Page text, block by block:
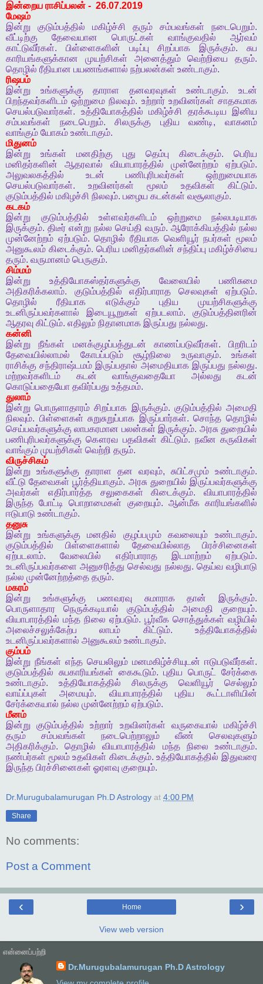
இன்றைய ராசிப்பலன் - 26.07.2019
மேஷம்
இன்று
குடும்பத்தில் மகிழ்ச்சி தரும் சம்பவங்கள் நடைபெறும்.
வீட்டிற்கு
தேவையான பொருட்கள் வாங்குவதில்
ஆர்வம்
காட்டுவீர்கள். பிள்ளைகளின் படிப்பு சிறப்பாக இருக்கும்.சுப
காரியங்களுக்கான
முயற்சிகள் அனைத்தும் வெற்றியை தரும்.
தொழில் ரீதியான பயணங்களால் நற்பலன்கள் உண்டாகும்.
ரிஷபம்
இன்று
உங்களுக்கு தாராள தனவரவுகள் உண்டாகும்.உடன்
பிறந்தவர்களிடம் ஒற்றுமை நிலவும். உற்றார் உறவினர்கள் சாதகமாக
செயல்படுவார்கள். உத்தியோகத்தில் மகிழ்ச்சி தரக்கூடிய
இனிய
சம்பவங்கள்
நடைபெறும்.சிலருக்கு புதிய வண்டி,வாகனம்
வாங்கும் யோகம் உண்டாகும்.
மிதுனம்
இன்று
உங்கள் மனதிற்கு புது தெம்பு கிடைக்கும். பெரிய
மனிதர்களின்
ஆதரவால் வியாபாரத்தில் முன்னேற்றம் ஏற்படும்.
அலுவலகத்தில்
உடன் பணிபுரிபவர்கள்
ஒற்றுமையாக
செயல்படுவார்கள். உறவினர்கள் மூலம் உதவிகள் கிட்டும்.
குடும்பத்தில் மகிழச்சி நிலவும். பழைய கடன்கள் வசூலாகும்.
கடகம்
இன்று
குடும்பத்தில் உள்ளவர்களிடம் ஒற்றுமை
நல்லபடியாக
இருக்கும். திடீர் என்று நல்ல செய்தி வரும். ஆரோக்கியத்தில் நல்ல
முன்னேற்றம் ஏற்படும்.தொழில் ரீதியாக வெளியூர் நபர்கள் மூலம்
அனுகூலம் கிடைக்கும். பெரிய மனிதர்களின் சந்திப்பு மகிழ்ச்சியை
தரும். வருமானம் பெருகும்.
சிம்மம்
இன்று
உத்தியோகஸ்தர்களுக்கு வேலையில்
பணிசுமை
அதிகரிக்கலாம். குடும்பத்தில் எதிர்பாராத செலவுகள் ஏற்படும்.
தொழில்
ரீதியாக எடுக்கும் புதிய
முயற்சிகளுக்கு
உடனிருப்பவர்களால்
இடையூறுகள் ஏற்படலாம்.குடும்பத்தினரின்
ஆதரவு கிட்டும். எதிலும் நிதானமாக இருப்பது நல்லது.
கன்னி
இன்று
நீங்கள் மனக்குழப்பத்துடன் காணப்படுவீர்கள். பிறரிடம்
தேவையில்லாமல்
கோபப்படும் சூழ்நிலை உருவாகும். உங்கள்
ராசிக்கு சந்திராஷ்டமம் இருப்பதால் அமைதியாக இருப்பது நல்லது.
மற்றவர்களிடம்
கடன் வாங்குவதையோ அல்லது
கடன்
கொடுப்பதையோ தவிர்ப்பது உத்தமம்.
துலாம்
இன்று பொருளாதாரம் சிறப்பாக இருக்கும். குடும்பத்தில் அமைதி
நிலவும். பிள்ளைகள் சுறுசுறுப்பாக இருப்பார்கள்.சொந்த தொழில்
செய்பவர்களுக்கு லாபகரமான பலன்கள் இருக்கும். அரசு துறையில்
பணிபுரிபவர்களுக்கு கௌரவ பதவிகள் கிட்டும். நவீன கருவிகள்
வாங்கும் முயற்சிகள் வெற்றி தரும்.
விருச்சிகம்
இன்று
உங்களுக்கு தாராள தன வரவும், சுபிட்சமும் உண்டாகும்.
வீட்டு தேவைகள் பூர்த்தியாகும். அரசு துறையில் இருப்பவர்களுக்கு
அவர்கள்
எதிர்பார்த்த சலுகைகள் கிடைக்கும். வியாபாரத்தில்
இருந்த போட்டி பொறாமைகள் குறையும். ஆன்மீக காரியங்களில்
ஈடுபாடு உண்டாகும்.
தனுசு
இன்று
உங்களுக்கு மனதில் குழப்பமும் கவலையும் உண்டாகும்.
குடும்பத்தில்
பிள்ளைகளால் தேவையில்லாத
பிரச்சினைகள்
ஏற்படலாம்.வேலையில் எதிர்பாராத இடமாற்றம் ஏற்படும்.
உடனிருப்பவர்களை அனுசரித்து செல்வது நல்லது. தெய்வ வழிபாடு
நல்ல முன்னேற்றத்தை தரும்.
மகரம்
இன்று
உங்களுக்கு பணவரவு சுமாராக தான் இருக்கும்.
பொருளாதார
நெருக்கடியால் குடும்பத்தில் அமைதி குறையும்.
வியாபாரத்தில் மந்த நிலை ஏற்படும். பூர்வீக சொத்துக்கள் வழியில்
அலைச்சலுக்கேற்ப
லாபம் கிட்டும்.உத்தியோகத்தில்
உடனிருப்பவர்களால் அனுகூலம் உண்டாகும்.
கும்பம்
இன்று நீங்கள் எந்த செயலிலும் மனமகிழ்ச்சியுடன் ஈடுபடுவீர்கள்.
குடும்பத்தில் சுபகாரியங்கள் கைகூடும்.புதிய பொருட்
சேர்க்கை
உண்டாகும். உத்தியோகத்தில் சிலருக்கு வெளியூர்
செல்லும்
வாய்ப்புகள்
அமையும். வியாபாரத்தில் புதிய
கூட்டாளியின்
சேர்க்கையால் நல்ல முன்னேற்றம் ஏற்படும்.
மீனம்
இன்று
குடும்பத்தில் உற்றார் உறவினர்கள் வருகையால்
மகிழ்ச்சி
தரும்
சம்பவங்கள் நடைபெற்றாலும் வீண்
செலவுகளும்
அதிகரிக்கும்.தொழில் வியாபாரத்தில் மந்த நிலை உண்டாகும்.
நண்பர்கள் மூலம் உதவிகள் கிடைக்கும்.உத்தியோகத்தில் இதுவரை
இருந்த பிரச்சினைகள் ஓரளவு குறையும்.
Dr.Murugubalamurugan Ph.D Astrology at 4:00 PM
Share
No comments:
Post a Comment
‹ ›
Home
View web version
என்னைப்பற்றி
Dr.Murugubalamurugan Ph.D Astrology